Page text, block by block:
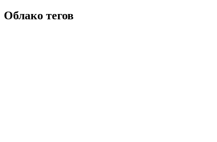
Облако тегов